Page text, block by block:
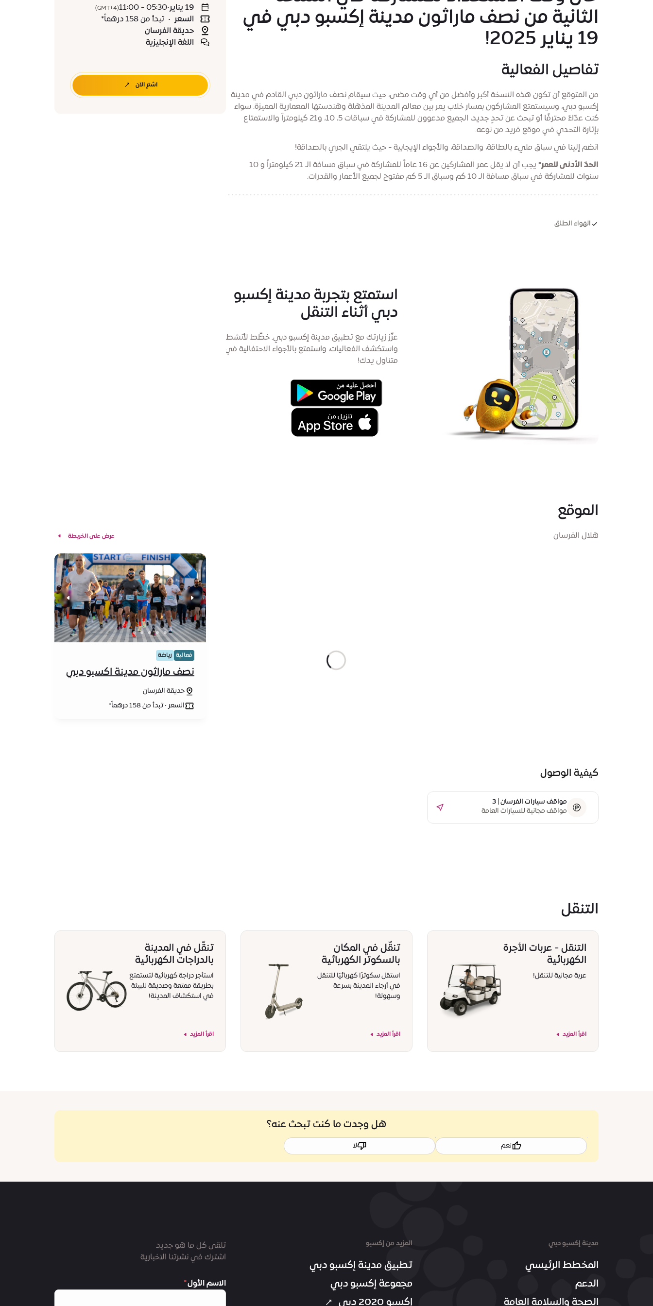
19 يناير •
05:30 - 11:00
(GMT+4)
السعر • تبدأ من 158 درهماً*
حديقة الفرسان
اللغة الإنجليزية
اشترِ الآن
الثانية من نصف ماراثون مدينة إكسبو دبي في
19 يناير 2025!
تفاصيل الفعالية
من المتوقع أن تكون هذه النسخة أكبر وأفضل من أي وقت مضى، حيث سيقام نصف ماراثون دبي القادم في مدينة
إكسبو دبي، وسيستمتع المشاركون بمسار خلاب يمر بين معالم المدينة المذهلة وهندستها المعمارية المميزة. سواء
كنت عدّاءً محترفًا أو تبحث عن تحدٍ جديد، الجميع مدعوون للمشاركة في سباقات 5، 10، و21 كيلومتراً والاستمتاع
بإثارة التحدي في موقع فريد من نوعه.
انضم إلينا في سباق مليء بالطاقة، والصداقة، والأجواء الإيجابية - حيث يلتقي الجري بالصداقة!
الحدّ الأدنى للعمر*
يجب أن لا يقل عمر المشاركين عن 16 عاماً للمشاركة في سباق مسافة الـ 21 كيلومتراً و 10
سنوات للمشاركة في سباق مسافة الـ 10 كم وسباق الـ 5 كم مفتوح لجميع الأعمار والقدرات.
الهواء الطلق
استمتع بتجربة مدينة إكسبو
دبي أثناء التنقل
عزّز زيارتك مع تطبيق مدينة إكسبو دبي. خطِّط لأنشطتك،
واستكشف الفعاليات، واستمتع بالأجواء الاحتفالية في
متناول يدك!
الموقع
هلال الفرسان عرض على الخريطة
فعالية رياضة
نصف ماراثون مدينة اكسبو دبي
حديقة الفرسان
السعر • تبدأ من 158 درهماً*
كيفية الوصول
مواقف سيارات الفرسان | 3
مواقف مجانية للسيارات العامة
التنقل
التنقل - عربات الأجرة
الكهربائية
عربة مجانية للتنقل!
اقرأ المزيد
تنقّل في المكان
بالسكوتر الكهربائية
استقل سكوترًا كهربائيًا للتنقل
في أرجاء المدينة بسرعة
وسهولة!
اقرأ المزيد
تنقّل في المدينة
بالدراجات الكهربائية
استأجر دراجة كهربائية لتستمتع
بطريقة ممتعة وصديقة للبيئة
في استكشاف المدينة!
اقرأ المزيد
هل وجدت ما كنت تبحث عنه؟
نعم لا
مدينة إكسبو دبي
المخطط الرئيسي
الدعم
الصحة والسلامة العامة
المزيد من إكسبو
تطبيق مدينة إكسبو دبي
مجموعة إكسبو دبي
إكسبو 2020 دبي
تلقى كل ما هو جديد
اشترك في نشرتنا الاخبارية
الاسم الأول